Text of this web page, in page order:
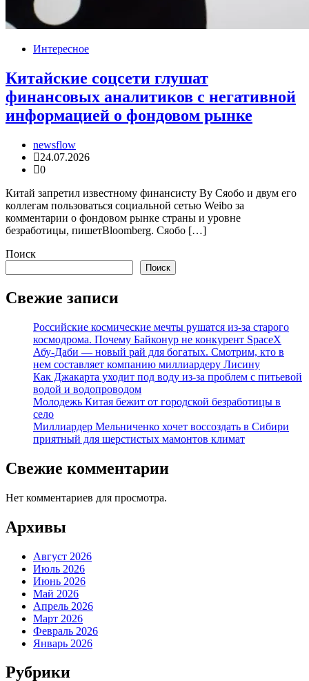
Интересное
Китайские соцсети глушат
финансовых аналитиков с негативной
информацией о фондовом рынке
newsflow
24.07.2026
0
Китай запретил известному финансисту Ву Сяобо и двум его
коллегам пользоваться социальной сетью Weibo за
комментарии о фондовом рынке страны и уровне
безработицы, пишетBloomberg. Сяобо […]
Поиск
Поиск
Свежие записи
Российские космические мечты рушатся из-за старого
космодрома. Почему Байконур не конкурент SpaceX
Абу-Даби — новый рай для богатых. Смотрим, кто в
нем составляет компанию миллиардеру Лисину
Как Джакарта уходит под воду из-за проблем с питьевой
водой и водопроводом
Молодежь Китая бежит от городской безработицы в
село
Миллиардер Мельниченко хочет воссоздать в Сибири
приятный для шерстистых мамонтов климат
Свежие комментарии
Нет комментариев для просмотра.
Архивы
Август 2026
Июль 2026
Июнь 2026
Май 2026
Апрель 2026
Март 2026
Февраль 2026
Январь 2026
Рубрики